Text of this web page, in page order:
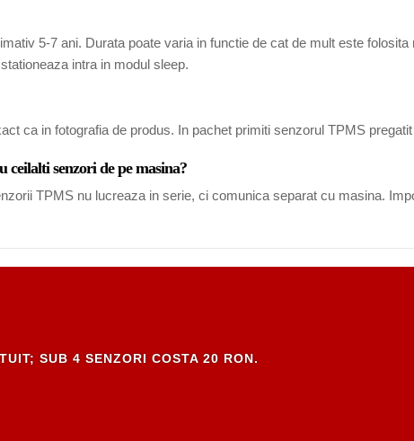
5-7 ani. Durata poate varia in functie de cat de mult este
intra in modul sleep.
ca in fotografia de produs. In pachet primiti senzorul TPMS
ceilalti senzori de pe masina?
TPMS nu lucreaza in serie, ci comunica separat cu masina.
SUB 4 SENZORI COSTA 20 RON.